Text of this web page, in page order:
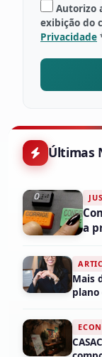
Autorizo
exibição do
Privacidade
Últimas
a
Mais
plano